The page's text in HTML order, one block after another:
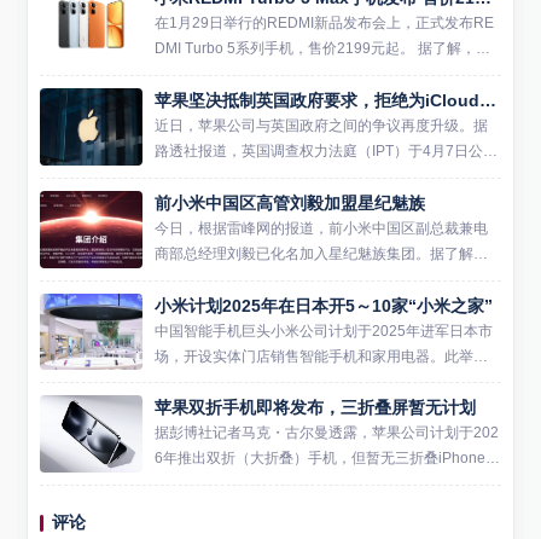
在1月29日举行的REDMI新品发布会上，正式发布RE
DMI Turbo 5系列手机，售价2199元起。 据了解，新
机搭载天玑9500s旗舰芯片与3D冰封循环冷泵散热，
配合9000mAh小米金沙江电池与1...
苹果坚决抵制英国政府要求，拒绝为iCloud加密系统开后门
近日，苹果公司与英国政府之间的争议再度升级。据
路透社报道，英国调查权力法庭（IPT）于4月7日公布
了书面裁决，确认苹果正在挑战英国政府要求其为iClo
ud加密系统开设监管后门的命令。与此同时，法庭驳
回了英...
前小米中国区高管刘毅加盟星纪魅族
今日，根据雷峰网的报道，前小米中国区副总裁兼电
商部总经理刘毅已化名加入星纪魅族集团。据了解，
刘毅是小米的早期员工之一，并在公司内担任过多个
重要职务。他在2015年加入小米后，参与了公司在印
度市场的开拓工作...
小米计划2025年在日本开5～10家“小米之家”
中国智能手机巨头小米公司计划于2025年进军日本市
场，开设实体门店销售智能手机和家用电器。此举旨
在将小米在中国市场成功的“智能家”商业模式复制到日
本，并进一步扩大其在海外的影响力。 小米计划首先
在东京圈开...
苹果双折手机即将发布，三折叠屏暂无计划
据彭博社记者马克・古尔曼透露，苹果公司计划于202
6年推出双折（大折叠）手机，但暂无三折叠iPhone的
研发计划。这款双折手机折叠后厚度为9.2mm，单面
评论